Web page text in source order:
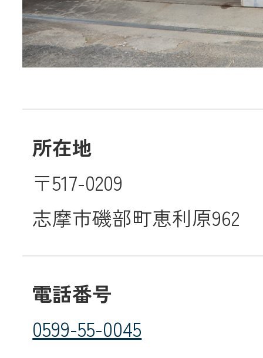
JA伊勢について
所在地
〒517-0209
志摩市磯部町恵利原962
電話番号
0599-55-0045